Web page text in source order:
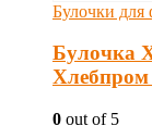
Булочки для
Булочка
0 out of 5